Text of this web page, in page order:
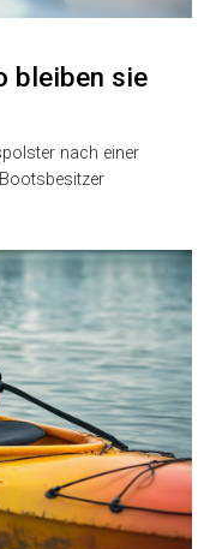
bleiben sie
nach einer